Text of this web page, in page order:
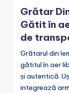
Grătar
Gătit în
de
Grătarul din
gătitul în aer
și autentică.
integrează